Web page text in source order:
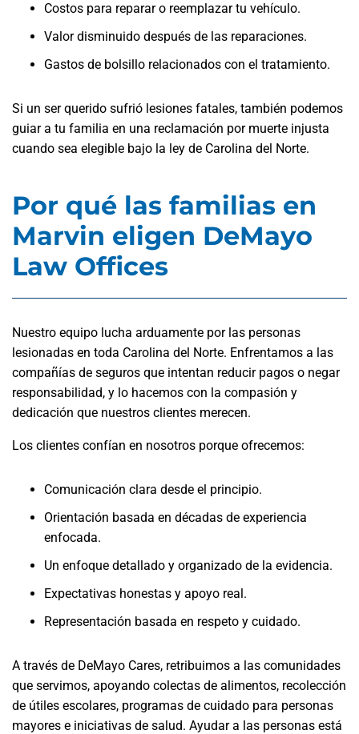
Costos para reparar o reemplazar tu vehículo.
Valor disminuido después de las reparaciones.
Gastos de bolsillo relacionados con el tratamiento.
Si un ser querido sufrió lesiones fatales, también podemos
guiar a tu familia en una reclamación por muerte injusta
cuando sea elegible bajo la ley de Carolina del Norte.
Por qué las familias en
Marvin eligen DeMayo
Law Offices
Nuestro equipo lucha arduamente por las personas
lesionadas en toda Carolina del Norte. Enfrentamos a las
compañías de seguros que intentan reducir pagos o negar
responsabilidad, y lo hacemos con la compasión y
dedicación que nuestros clientes merecen.
Los clientes confían en nosotros porque ofrecemos:
Comunicación clara desde el principio.
Orientación basada en décadas de experiencia
enfocada.
Un enfoque detallado y organizado de la evidencia.
Expectativas honestas y apoyo real.
Representación basada en respeto y cuidado.
A través de DeMayo Cares, retribuimos a las comunidades
que servimos, apoyando colectas de alimentos, recolección
de útiles escolares, programas de cuidado para personas
mayores e iniciativas de salud. Ayudar a las personas está